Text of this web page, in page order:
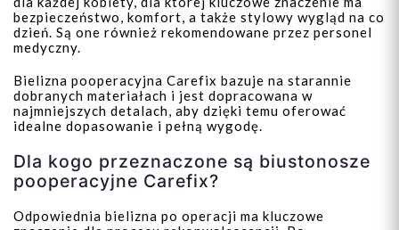
bezpieczeństwo, komfort, a także stylowy wygląd na co
dzień. Są one również rekomendowane przez personel
medyczny.
Bielizna pooperacyjna Carefix bazuje na starannie
dobranych materiałach i jest dopracowana w
najmniejszych detalach, aby dzięki temu oferować
idealne dopasowanie i pełną wygodę.
Dla kogo przeznaczone są biustonosze
pooperacyjne Carefix?
Odpowiednia bielizna po operacji ma kluczowe